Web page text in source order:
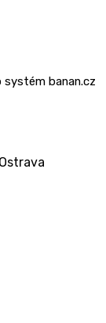
systém banan.cz